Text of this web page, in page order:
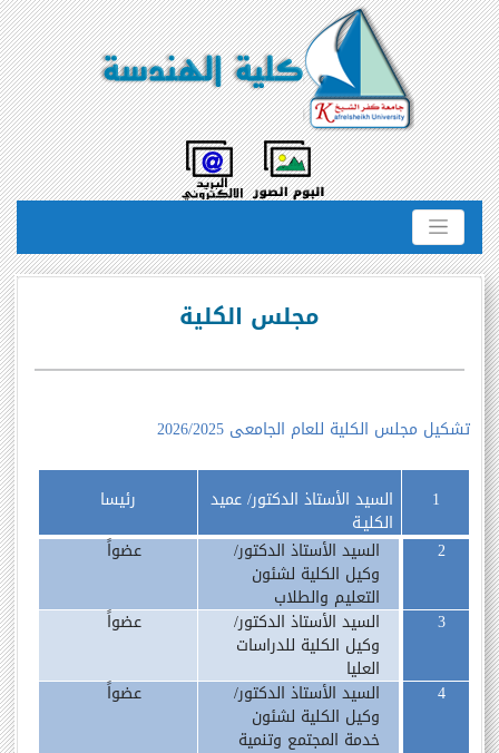
مجلس الكلية
تشكيل مجلس الكلية للعام الجامعى 2026/2025
1 السيد الأستاذ الدكتور/ عميد
الكليـة
رئيسا
2
السيد الأستاذ الدكتور/
وكيل الكلية لشئون
التعليم والطلاب
عضواً
3 السيد الأستاذ الدكتور/
وكيل الكلية للدراسات
العليا
عضواً
4 السيد الأستاذ الدكتور/
وكيل الكلية لشئون
خدمة المجتمع وتنمية
عضواً